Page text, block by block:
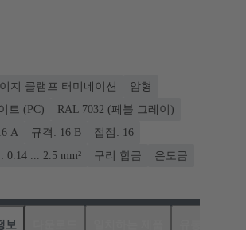
지 클램프 터미네이션
암형
트 (PC)
RAL 7032 (페블 그레이)
A
규격: 16 B
접점: 16
0.14 ... 2.5 mm²
구리 합금 은도금
보